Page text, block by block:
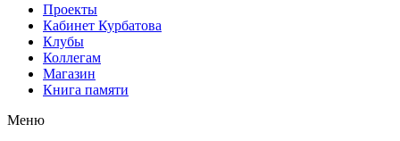
Проекты
Кабинет Курбатова
Клубы
Коллегам
Магазин
Книга памяти
Меню